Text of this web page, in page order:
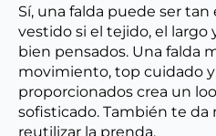
Sí, una falda puede ser
vestido si el tejido, el largo
bien pensados. Una falda
movimiento, top cuidado
proporcionados crea un
sofisticado. También te da
reutilizar la prenda.